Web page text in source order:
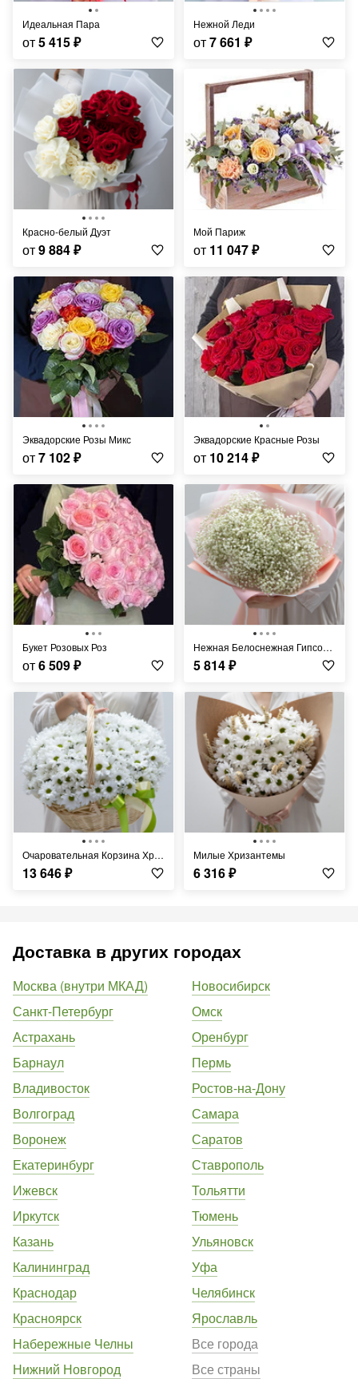
Идеальная Пара
от5 415₽
Нежной Леди
от7 661 ₽
Красно-белый Дуэт
от9 884₽
Мой Париж
от 11 047₽
Эквадорские Розы Микс
от7 102₽
Эквадорские Красные Розы
от 10 214₽
Букет Розовых Роз
от6 509₽
Нежная Белоснежная Гипсофила
5 814₽
Очаровательная Корзина Хризантем
13 646₽
Милые Хризантемы
6 316₽
Доставка в других городах
Москва (внутри МКАД)
Санкт-Петербург
Астрахань
Барнаул
Владивосток
Волгоград
Воронеж
Екатеринбург
Ижевск
Иркутск
Казань
Калининград
Краснодар
Красноярск
Набережные Челны
Нижний Новгород
Новосибирск
Омск
Оренбург
Пермь
Ростов-на-Дону
Самара
Саратов
Ставрополь
Тольятти
Тюмень
Ульяновск
Уфа
Челябинск
Ярославль
Все города
Все страны